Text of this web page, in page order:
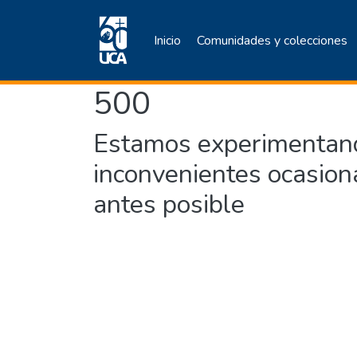
Inicio Comunidades y colecciones
500
Estamos
inconvenientes
antes posible